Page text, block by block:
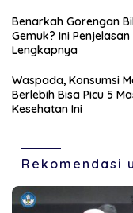
Benarkah Gorengan
Gemuk? Ini Penjelasan
Lengkapnya
Waspada, Konsumsi
Berlebih Bisa Picu 5
Kesehatan Ini
Rekomendasi